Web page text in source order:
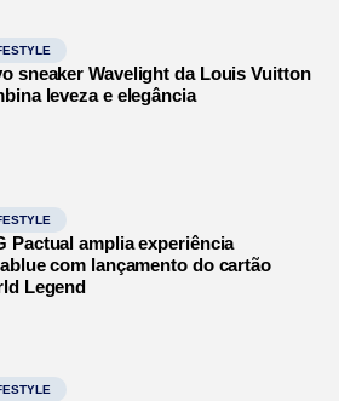
sneaker Wavelight da Louis Vuitton
leveza e elegância
Pactual amplia experiência
com lançamento do cartão
Legend